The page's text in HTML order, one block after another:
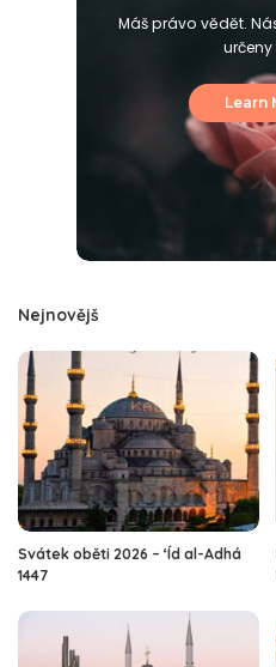
Máš právo vědět.
Learn
Nejnovějš
Svátek oběti 2026 – ‘Íd al-Adhá
1447